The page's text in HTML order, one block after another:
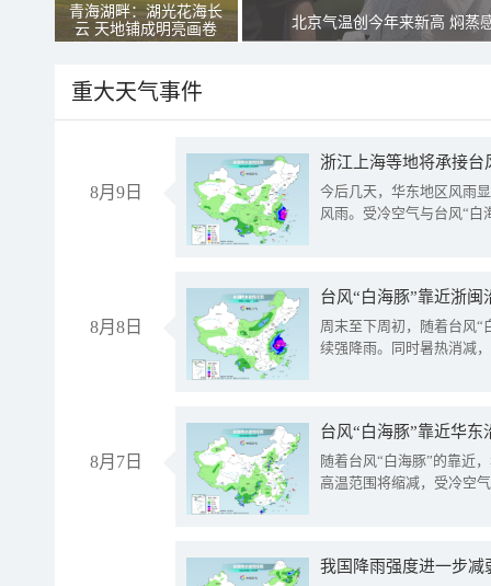
青海湖畔：湖光花海长
云 天地铺成明亮画卷
北京气温创今年来新高 焖蒸
重大天气事件
8月9日
浙江上海等地将承接台
今后几天，华东地区风雨
风雨。受冷空气与台风“白
8月8日
台风“白海豚”靠近浙
周末至下周初，随着台风“
续强降雨。同时暑热消减
8月7日
台风“白海豚”靠近华
随着台风“白海豚”的靠近
高温范围将缩减，受冷空